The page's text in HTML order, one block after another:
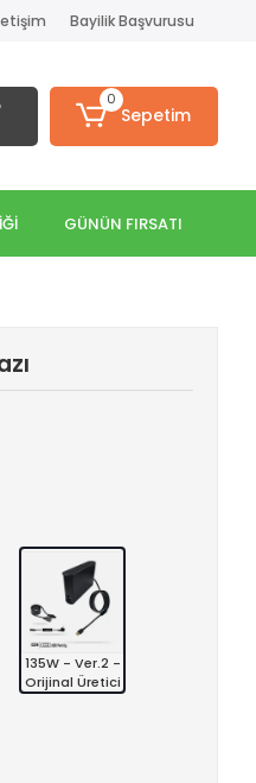
Bayilik Başvurusu
0
Sepetim
GÜNÜN FIRSATI
135W - Ver.2 -
Orijinal Üretici